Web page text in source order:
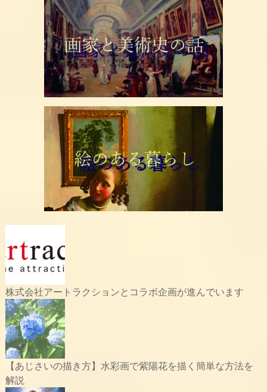
株式会社アートラクションとコラボ企画が進んでいます
【あじさいの描き方】水彩画で紫陽花を描く簡単な方法を
解説